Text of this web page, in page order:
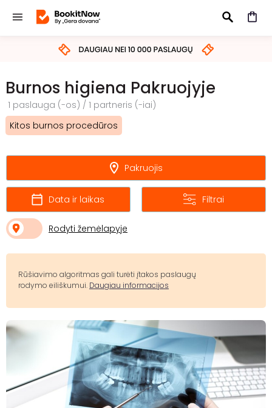
IEŠKOTI
Burnos higiena Pakruojyje
1 paslauga (-os) / 1 partneris (-iai)
Kitos burnos procedūros
Pakruojis
Data ir laikas Filtrai
Rodyti žemėlapyje
Rūšiavimo algoritmas gali turėti įtakos paslaugų
rodymo eiliškumui. Daugiau informacijos